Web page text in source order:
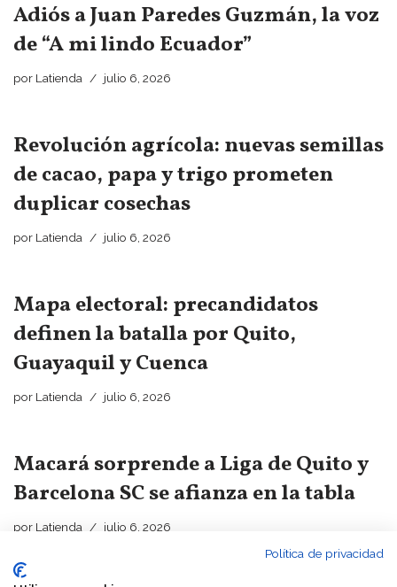
Adiós a Juan Paredes Guzmán, la voz
de “A mi lindo Ecuador”
por Latienda julio 6, 2026
Revolución agrícola: nuevas semillas
de cacao, papa y trigo prometen
duplicar cosechas
por Latienda julio 6, 2026
Mapa electoral: precandidatos
definen la batalla por Quito,
Guayaquil y Cuenca
por Latienda julio 6, 2026
Macará sorprende a Liga de Quito y
Barcelona SC se afianza en la tabla
por Latienda
julio 6, 2026
Política de privacidad